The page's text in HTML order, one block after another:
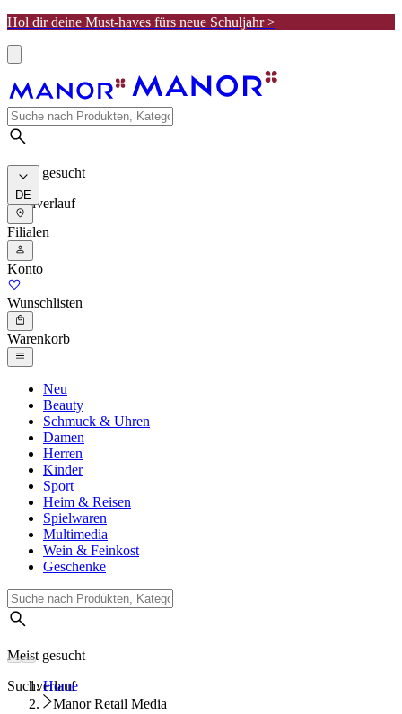
Hol dir deine Must-haves fürs neue Schuljahr >
Meist gesucht
Suchverlauf
DE
Filialen
Konto
Wunschlisten
Warenkorb
Neu
Beauty
Schmuck & Uhren
Damen
Herren
Kinder
Sport
Heim & Reisen
Spielwaren
Multimedia
Wein & Feinkost
Geschenke
Meist gesucht
Suchverlauf
Home
Manor Retail Media